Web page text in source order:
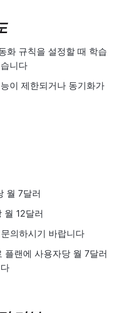
화 규칙을 설정할 때 학습
니다
이 제한되거나 동기화가
월 7달러
월 12달러
의하시기 바랍니다
플랜에 사용자당 월 7달러